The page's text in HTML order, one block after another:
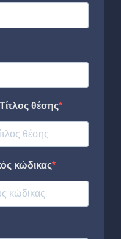
θέσης
κώδικας